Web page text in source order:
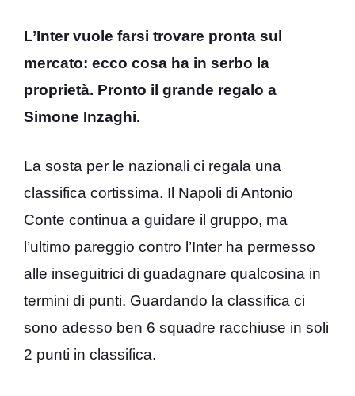
L’Inter vuole farsi trovare pronta sul
mercato: ecco cosa ha in serbo la
proprietà. Pronto il grande regalo a
Simone Inzaghi.
La sosta per le nazionali ci regala una
classifica cortissima. Il Napoli di Antonio
Conte continua a guidare il gruppo, ma
l’ultimo pareggio contro l’Inter ha permesso
alle inseguitrici di guadagnare qualcosina in
termini di punti. Guardando la classifica ci
sono adesso ben 6 squadre racchiuse in soli
2 punti in classifica.